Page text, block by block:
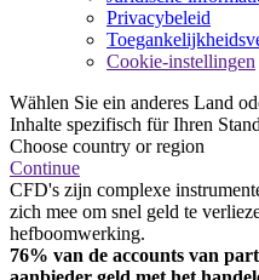
Privacybeleid
Cookie-instellingen
Wählen Sie ein anderes Land
Inhalte spezifisch für Ihren
Choose country or region
Continue
CFD's zijn complexe
zich mee om snel geld te
hefboomwerking.
76% van de accounts van